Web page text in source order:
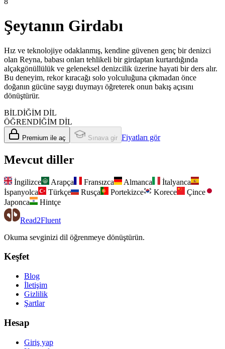
Şeytanın Girdabı
Hız ve teknolojiye odaklanmış, kendine güvenen genç bir denizci
olan Reyna, babası onları tehlikeli bir girdaptan kurtardığında
alçakgönüllülük ve geleneksel denizcilik üzerine hayati bir ders alır.
Bu deneyim, rekor kıracağı solo yolculuğuna çıkmadan önce
doğanın gücüne saygı duymayı öğreterek onun bakış açısını
dönüştürür.
BİLDİĞİM DİL
ÖĞRENDİĞİM DİL
Premium ile aç Sınava gir Fiyatları gör
Mevcut diller
İngilizce Arapça Fransızca Almanca
İtalyanca
İspanyolca
Türkçe Rusça Portekizce Korece
Çince
Japonca
Hintçe
Read2Fluent
Okuma sevginizi dil öğrenmeye dönüştürün.
Keşfet
Blog
İletişim
Gizlilik
Şartlar
Hesap
Giriş yap